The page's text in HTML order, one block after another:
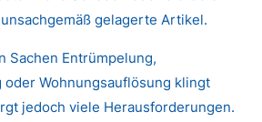
gelagerte Artikel.
Sachen Entrümpelung,
oder Wohnungsauflösung klingt
jedoch viele Herausforderungen.